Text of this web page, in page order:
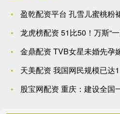
盈乾配资平台 孔雪儿蜜桃粉裙造
龙虎榜配资 51比50！万斯“
金鼎配资 TVB女星未婚先孕嫁豪
天美配资 我国网民规模已达
股宝网配资 重庆：建设全国一体